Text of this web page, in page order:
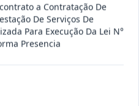
08/2026 Ver detalhes
a Contratação De
De Serviços De
Para Execução Da Lei N°
Presencia